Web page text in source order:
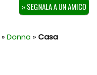
» SEGNALA A UN AMICO
»Donna »Casa